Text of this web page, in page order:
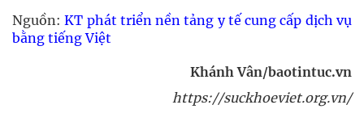
Nguồn: KT phát triển nền tảng y tế cung cấp dịch vụ
bằng tiếng Việt
Khánh Vân/baotintuc.vn
https://suckhoeviet.org.vn/